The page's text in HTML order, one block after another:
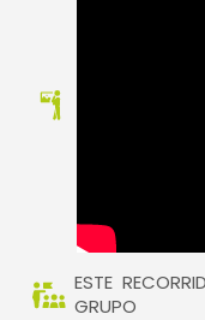
ESTE
GRUPO